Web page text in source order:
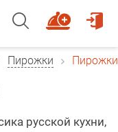
Пирожки
русской кухни,